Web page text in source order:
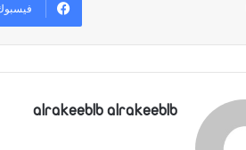
alrakeeblb alrakeeblb